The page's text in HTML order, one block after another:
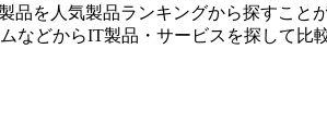
を人気製品ランキングから探すこと
どからIT製品・サービスを探して比